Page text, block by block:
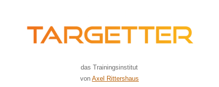
das Trainingsinstitut
von Axel Rittershaus